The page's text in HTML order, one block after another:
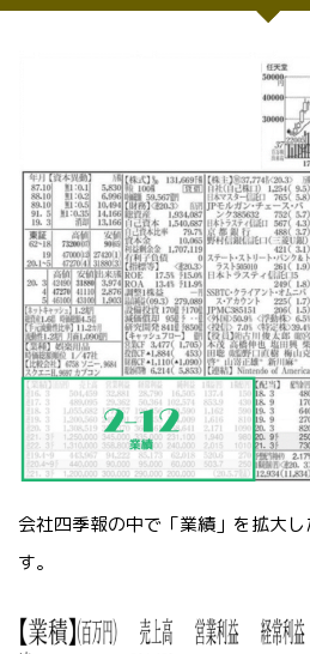
会社四季報の中で「業績」を拡大
す。